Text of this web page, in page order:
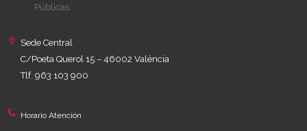
Públicas.
Sede Central
C/Poeta Querol 15 – 46002 València
Tlf. 963 103 900
Horario Atención